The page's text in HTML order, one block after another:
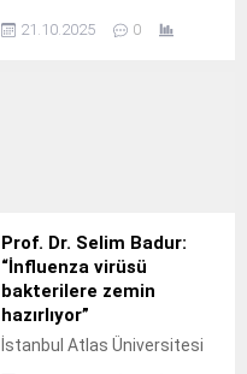
ev sahipliğinde, Karaot Yerel
21.10.2025 0
Prof. Dr. Selim Badur:
“İnfluenza virüsü
bakterilere zemin
hazırlıyor”
İstanbul Atlas Üniversitesi